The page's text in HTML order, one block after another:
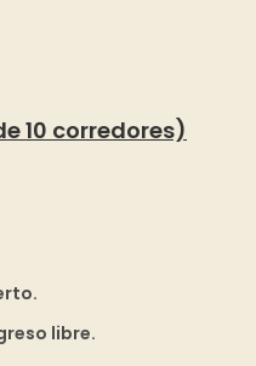
10 corredores)
libre.